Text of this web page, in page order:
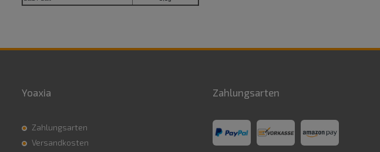
Yoaxia
Zahlungsarten
Versandkosten
Zahlungsarten